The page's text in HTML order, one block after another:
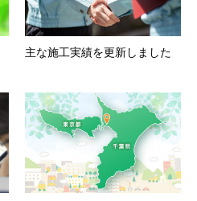
主な施工実績を更新しました